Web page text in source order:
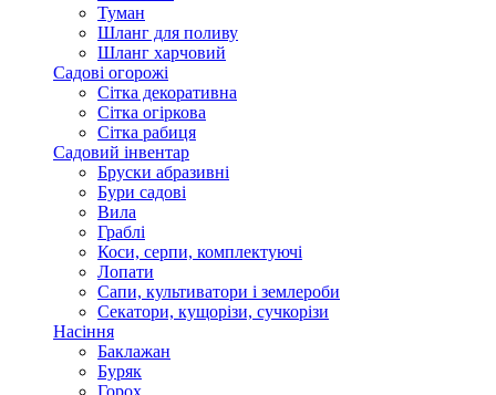
Туман
Шланг для поливу
Шланг харчовий
Садові огорожі
Сітка декоративна
Сітка огіркова
Сітка рабиця
Садовий інвентар
Бруски абразивні
Бури садові
Вила
Граблі
Коси, серпи, комплектуючі
Лопати
Сапи, культиватори і землероби
Секатори, кущорізи, сучкорізи
Насіння
Баклажан
Буряк
Горох